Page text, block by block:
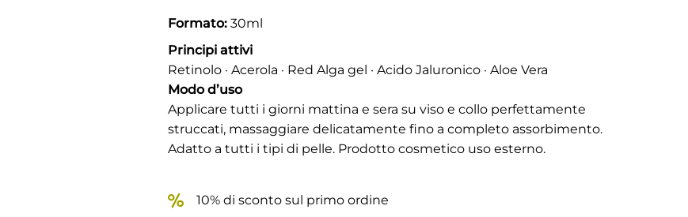
Formato: 30ml
Principi attivi
Retinolo · Acerola · Red Alga gel · Acido Jaluronico · Aloe Vera
Modo d’uso
Applicare tutti i giorni mattina e sera su viso e collo perfettamente
struccati, massaggiare delicatamente fino a completo assorbimento.
Adatto a tutti i tipi di pelle. Prodotto cosmetico uso esterno.
10% di sconto sul primo ordine